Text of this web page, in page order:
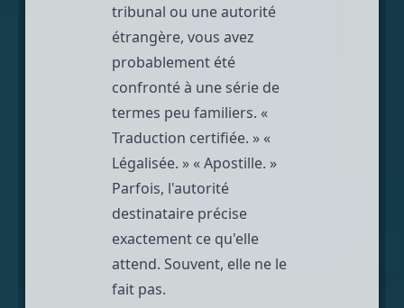
tribunal ou une autorité
étrangère, vous avez
probablement été
confronté à une série de
termes peu familiers. «
Traduction certifiée. » «
Légalisée. » « Apostille. »
Parfois, l'autorité
destinataire précise
exactement ce qu'elle
attend. Souvent, elle ne le
fait pas.